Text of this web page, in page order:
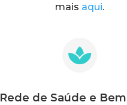
mais aqui.

Rede de Saúde e